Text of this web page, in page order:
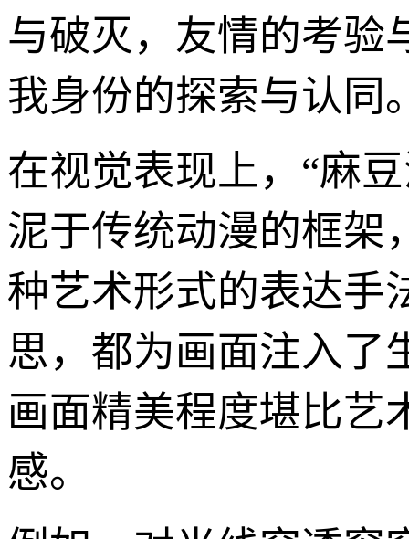
与破灭，友情的考验
我身份的探索与认同
在视觉表现上，“麻
泥于传统动漫的框架
种艺术形式的表达手
思，都为画面注入了
画面精美程度堪比艺
感。